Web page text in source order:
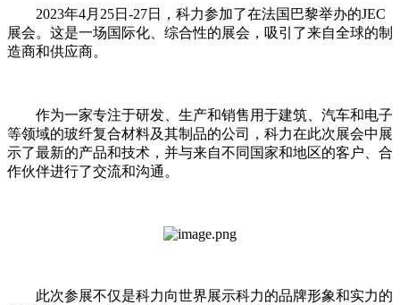
2023年4月25日-27日，科力参加了在法国巴黎举办的JEC
展会。这是一场国际化、综合性的展会，吸引了来自全球的制
造商和供应商。
作为一家专注于研发、生产和销售用于建筑、汽车和电子
等领域的玻纤复合材料及其制品的公司，科力在此次展会中展
示了最新的产品和技术，并与来自不同国家和地区的客户、合
作伙伴进行了交流和沟通。
此次参展不仅是科力向世界展示科力的品牌形象和实力的